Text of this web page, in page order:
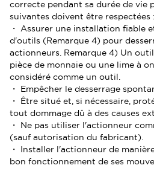
correcte pendant sa durée de vie
suivantes doivent être respectées :
・ Assurer une installation fiable
d'outils (Remarque 4) pour
actionneurs. Remarque 4) Un
pièce de monnaie ou une lime à
considéré comme un outil.
・ Empêcher le desserrage
・ Être situé et, si nécessaire,
tout dommage dû à des causes
・ Ne pas utiliser l'actionneur
(sauf autorisation du fabricant).
・ Installer l'actionneur de
bon fonctionnement de ses